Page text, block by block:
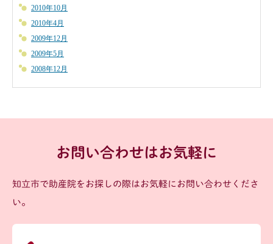
2010年10月
2010年4月
2009年12月
2009年5月
2008年12月
お問い合わせはお気軽に
知立市で助産院をお探しの際はお気軽にお問い合わせくださ
い。